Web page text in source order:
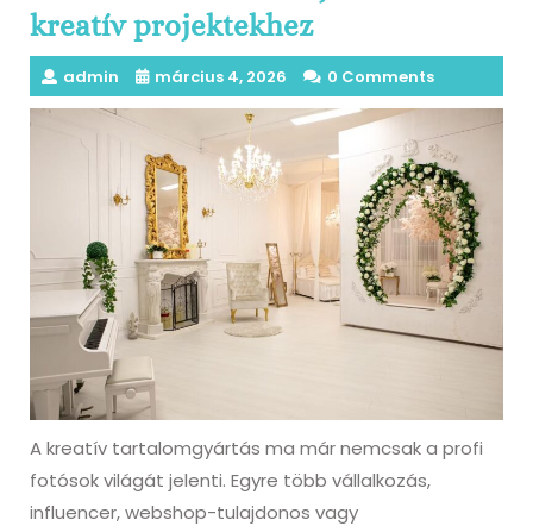
kreatív projektekhez
admin március 4, 2026 0 Comments
A kreatív tartalomgyártás ma már nemcsak a profi
fotósok világát jelenti. Egyre több vállalkozás,
influencer, webshop-tulajdonos vagy